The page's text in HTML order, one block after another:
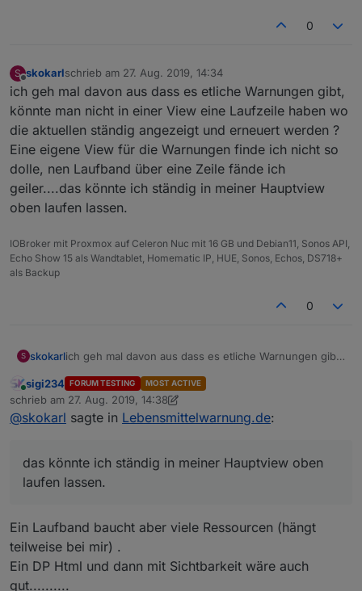
0
S
Offline
skokarlschrieb am 27. Aug. 2019, 14:34
zuletzt editiert von
ich geh mal davon aus dass es etliche Warnungen gibt,
könnte man nicht in einer View eine Laufzeile haben wo
die aktuellen ständig angezeigt und erneuert werden ?
Eine eigene View für die Warnungen finde ich nicht so
dolle, nen Laufband über eine Zeile fände ich
geiler....das könnte ich ständig in meiner Hauptview
oben laufen lassen.
IOBroker mit Proxmox auf Celeron Nuc mit 16 GB und Debian11, Sonos API,
Echo Show 15 als Wandtablet, Homematic IP, HUE, Sonos, Echos, DS718+
als Backup
0
S skokarlich geh mal davon aus dass es etliche Warnungen gibt,
wo die aktuellen ständig angezeigt und erneuert
werden ? Eine eigene View für die Warnungen finde
ich nicht so dolle, nen Laufband über eine Zeile fände
Online
sigi234 FORUM TESTING MOST ACTIVE
schrieb am 27. Aug. 2019, 14:38
zuletzt editiert von sigi234
@skokarl sagte in Lebensmittelwarnung.de:
das könnte ich ständig in meiner Hauptview oben
laufen lassen.
Ein Laufband baucht aber viele Ressourcen (hängt
teilweise bei mir) .
Ein DP Html und dann mit Sichtbarkeit wäre auch
gut..........